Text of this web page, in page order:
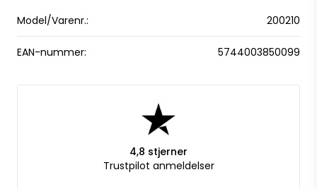
Model/Varenr.: 200210
EAN-nummer: 5744003850099
4,8 stjerner
Trustpilot anmeldelser